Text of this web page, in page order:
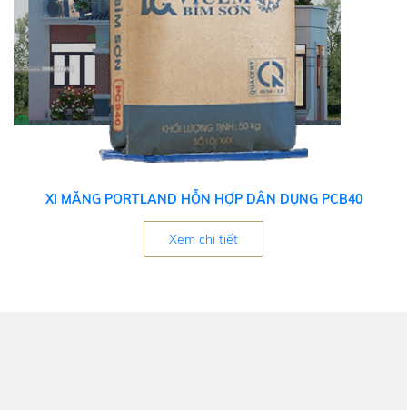
XI MĂNG PORTLAND HỖN HỢP DÂN DỤNG PCB40
Xem chi tiết